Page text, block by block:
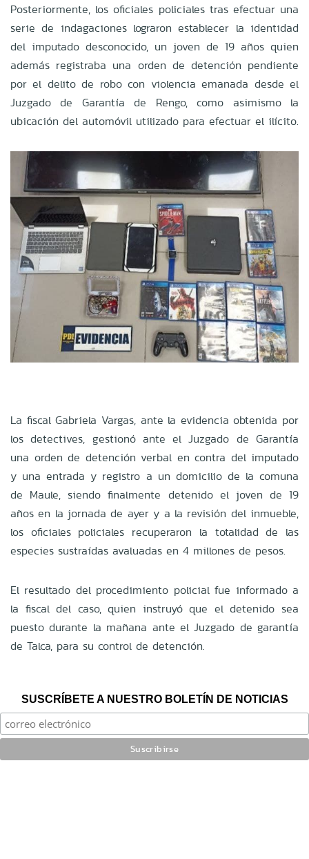
Posteriormente, los oficiales policiales tras efectuar una
serie de indagaciones lograron establecer la identidad
del imputado desconocido, un joven de 19 años quien
además registraba una orden de detención pendiente
por el delito de robo con violencia emanada desde el
Juzgado de Garantía de Rengo, como asimismo la
ubicación del automóvil utilizado para efectuar el ilícito.
La fiscal Gabriela Vargas, ante la evidencia obtenida por
los detectives, gestionó ante el Juzgado de Garantía
una orden de detención verbal en contra del imputado
y una entrada y registro a un domicilio de la comuna
de Maule, siendo finalmente detenido el joven de 19
años en la jornada de ayer y a la revisión del inmueble,
los oficiales policiales recuperaron la totalidad de las
especies sustraídas avaluadas en 4 millones de pesos.
El resultado del procedimiento policial fue informado a
la fiscal del caso, quien instruyó que el detenido sea
puesto durante la mañana ante el Juzgado de garantía
de Talca, para su control de detención.
SUSCRÍBETE A NUESTRO BOLETÍN DE NOTICIAS